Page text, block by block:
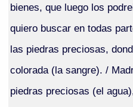
bienes, que luego los
quiero buscar en todas
las piedras preciosas,
colorada (la sangre). /
piedras preciosas (el